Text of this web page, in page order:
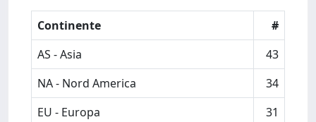
Continente
#
AS - Asia
43
NA - Nord America
34
EU - Europa
31